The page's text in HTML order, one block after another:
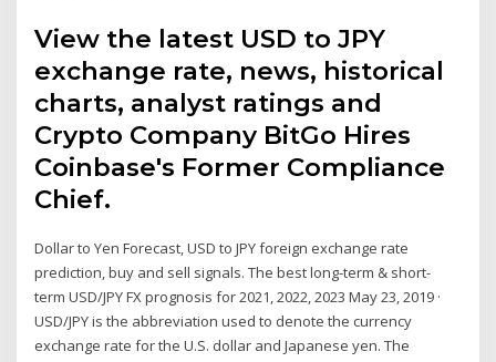
View the latest USD to JPY
exchange rate, news, historical
charts, analyst ratings and
Crypto Company BitGo Hires
Coinbase's Former Compliance
Chief.
Dollar to Yen Forecast, USD to JPY foreign exchange rate
prediction, buy and sell signals. The best long-term & short-
term USD/JPY FX prognosis for 2021, 2022, 2023 May 23, 2019 ·
USD/JPY is the abbreviation used to denote the currency
exchange rate for the U.S. dollar and Japanese yen. The